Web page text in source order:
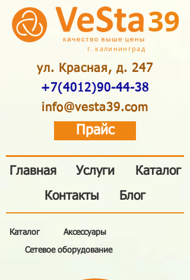
39
г. калининград
ул. Красная, д. 247
+7(4012)90-44-38
info@vesta39.com
Прайс
Главная
Услуги
Контакты
Каталог
Блог
Каталог Аксессуары
Сетевое оборудование